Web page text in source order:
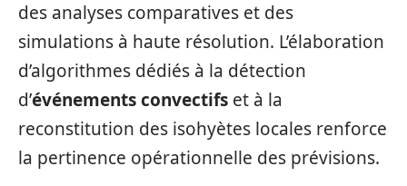
des analyses comparatives et des
simulations à haute résolution. L’élaboration
d’algorithmes dédiés à la détection
d’événements convectifs et à la
reconstitution des isohyètes locales renforce
la pertinence opérationnelle des prévisions.